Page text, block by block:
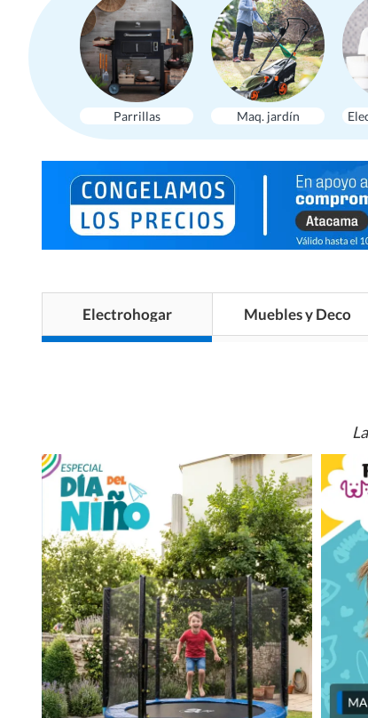
Parrillas Maq. jardín
Electrohogar Muebles y Deco